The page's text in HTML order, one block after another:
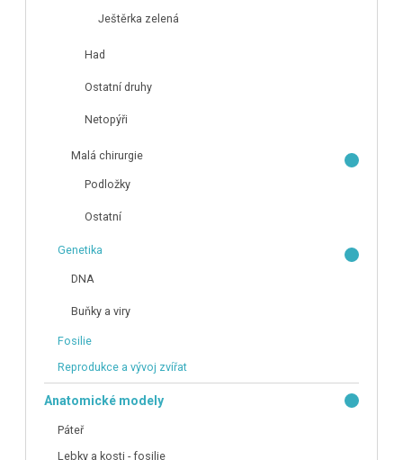
Ještěrka zelená
Had
Ostatní druhy
Netopýři
Malá chirurgie
Podložky
Ostatní
Genetika
DNA
Buňky a viry
Fosilie
Reprodukce a vývoj zvířat
Anatomické modely
Páteř
Lebky a kosti - fosilie